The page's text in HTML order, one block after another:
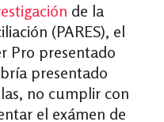
de la
(PARES), el
Pro presentado
presentado
no cumplir con
el exámen de